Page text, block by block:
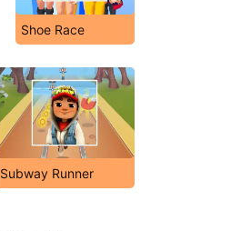
Shoe Race
Subway Runner